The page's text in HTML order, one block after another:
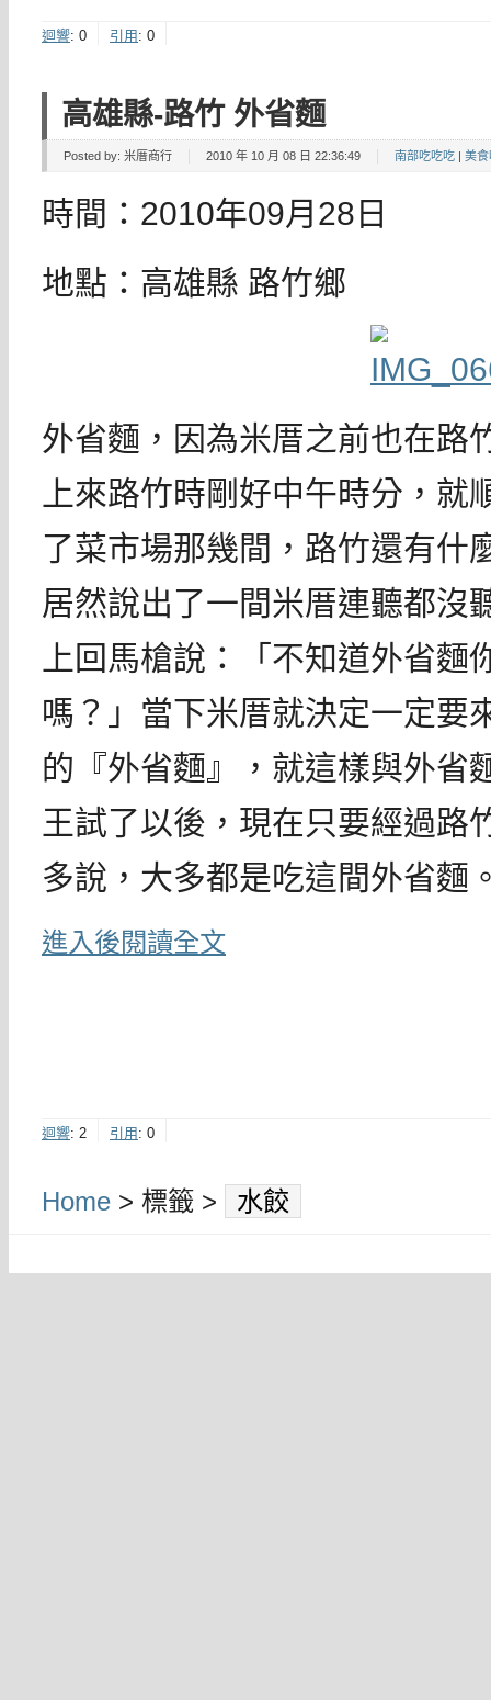
迴響: 0 引用 : 0
高雄縣-路竹 外省麵
Posted by: 米厝商行 2010 年 10 月 08 日 22:36:49 南部吃吃吃 | 美食
時間：2010年09月28日
地點：高雄縣 路竹鄉
外省麵，因為米厝之前也在路
上來路竹時剛好中午時分，就
了菜市場那幾間，路竹還有什
居然說出了一間米厝連聽都沒
上回馬槍說：「不知道外省麵
嗎？」當下米厝就決定一定要
的『外省麵』，就這樣與外省
王試了以後，現在只要經過路
多說，大多都是吃這間外省麵
進入後閱讀全文
迴響: 2 引用 : 0
Home > 標籤 > 水餃